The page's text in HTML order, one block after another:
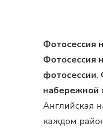
Фотосессия
Фотосессия
фотосессии.
набережной
Английская
каждом